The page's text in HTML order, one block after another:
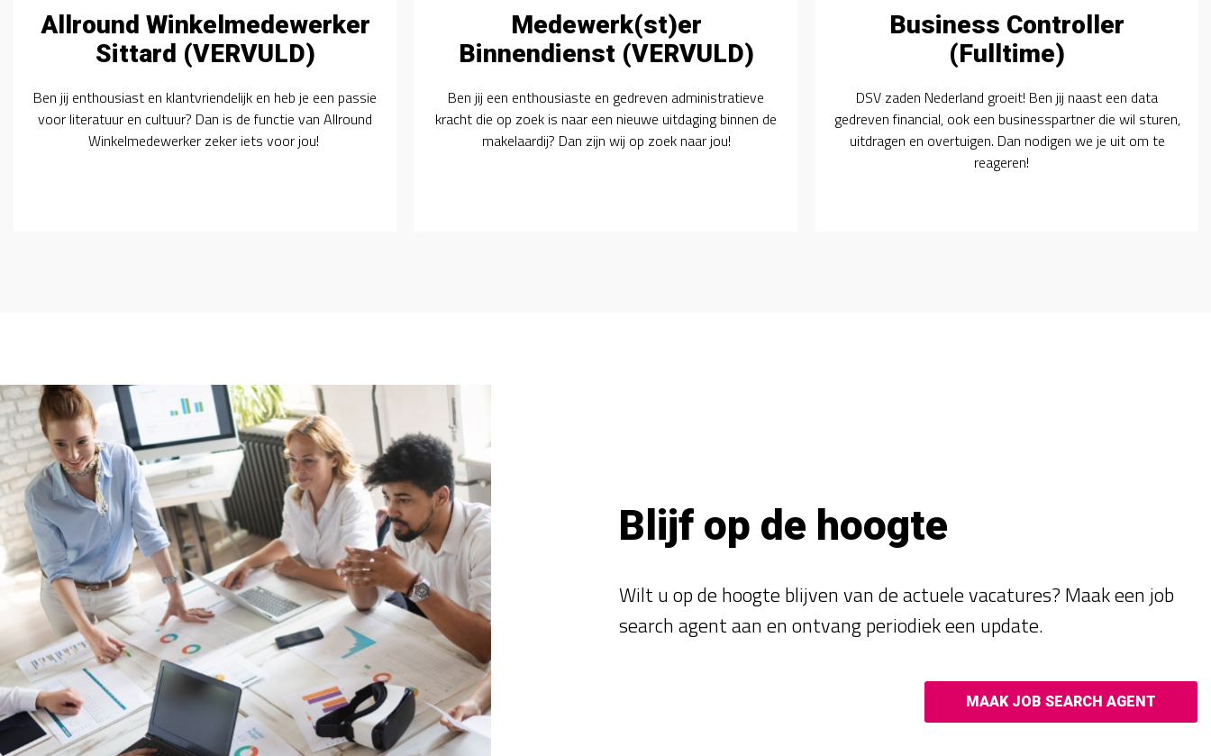
Allround Winkelmedewerker
Sittard (VERVULD)
Ben jij enthousiast en klantvriendelijk en heb je een passie
voor literatuur en cultuur? Dan is de functie van Allround
Winkelmedewerker zeker iets voor jou!
Medewerk(st)er
Binnendienst (VERVULD)
Ben jij een enthousiaste en gedreven administratieve
kracht die op zoek is naar een nieuwe uitdaging binnen de
makelaardij? Dan zijn wij op zoek naar jou!
Business Controller
(Fulltime)
DSV zaden Nederland groeit! Ben jij naast een data
gedreven financial, ook een businesspartner die wil sturen,
uitdragen en overtuigen. Dan nodigen we je uit om te
reageren!
Blijf op de hoogte
Wilt u op de hoogte blijven van de actuele vacatures? Maak een job
search agent aan en ontvang periodiek een update.
MAAK JOB SEARCH AGENT